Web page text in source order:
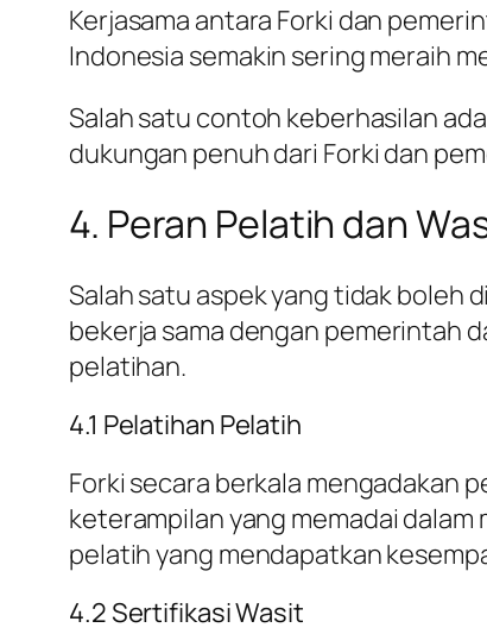
Kerjasama antara Forki dan
Indonesia semakin sering meraih
Salah satu contoh keberhasilan
dukungan penuh dari Forki dan
4. Peran Pelatih dan
Salah satu aspek yang tidak boleh
bekerja sama dengan pemerintah
pelatihan.
4.1 Pelatihan Pelatih
Forki secara berkala mengadakan
keterampilan yang memadai
pelatih yang mendapatkan
4.2 Sertifikasi Wasit